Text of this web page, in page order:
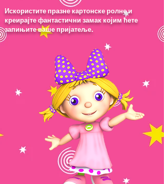
Искористите празне картонске ролне и
креирајте фантастични замак којим ћете
запињите ваше пријатеље.